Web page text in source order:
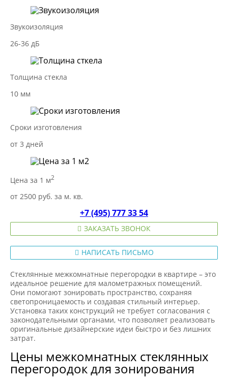
Звукоизоляция
26-36 дБ
Толщина стекла
10 мм
Сроки изготовления
от 3 дней
Цена за 1 м2
от 2500 руб. за м. кв.
+7 (495) 777 33 54
ЗАКАЗАТЬ ЗВОНОК
НАПИСАТЬ ПИСЬМО
Стеклянные межкомнатные перегородки в квартире – это
идеальное решение для малометражных помещений.
Они помогают зонировать пространство, сохраняя
светопроницаемость и создавая стильный интерьер.
Установка таких конструкций не требует согласования с
законодательными органами, что позволяет реализовать
оригинальные дизайнерские идеи быстро и без лишних
затрат.
Цены межкомнатных стеклянных
перегородок для зонирования